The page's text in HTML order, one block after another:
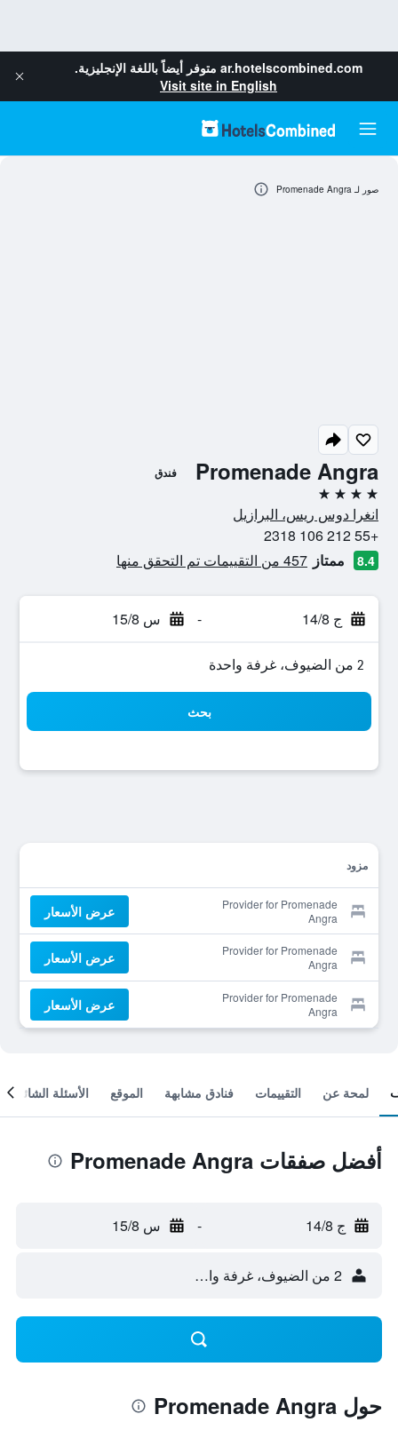
ar.hotelscombined.com متوفر أيضاً باللغة الإنجليزية.
Visit site in English
Promenade Angra فندق
4 نجوم
انغرا دوس ريس، البرازيل
+55 212 106 2318
8.4 ممتاز 457 من التقييمات تم التحقق منها
ج 14/8 - س 15/8
2 من الضيوف، غرفة واحدة
بحث
مزود
Provider for Promenade
Angra
عرض الأسعار
Provider for Promenade
Angra
عرض الأسعار
Provider for Promenade
Angra
عرض الأسعار
صور لـ Promenade Angra
لمحة عن التقييمات فنادق مشابهة الموقع الأسئلة الشائعة
أفضل صفقات Promenade Angra
ج 14/8 - س 15/8
2 من الضيوف، غرفة واحدة
حول Promenade Angra